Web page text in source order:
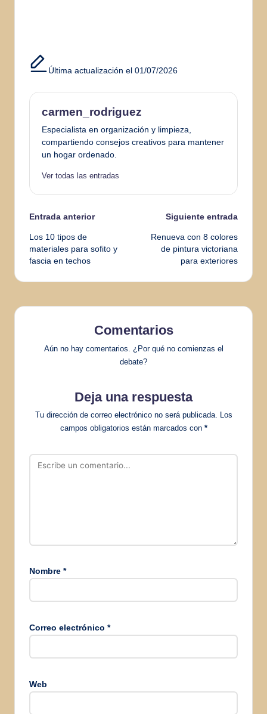
Última actualización el 01/07/2026
carmen_rodriguez
Especialista en organización y limpieza,
compartiendo consejos creativos para mantener
un hogar ordenado.
Ver todas las entradas
Navegación
de
entradas
Entrada anterior
Los 10 tipos de
materiales para sofito y
fascia en techos
Siguiente entrada
Renueva con 8 colores
de pintura victoriana
para exteriores
Comentarios
Aún no hay comentarios. ¿Por qué no comienzas el
debate?
Deja una respuesta
Tu dirección de correo electrónico no será publicada. Los
campos obligatorios están marcados con *
Nombre *
Correo electrónico *
Web